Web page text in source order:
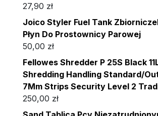
27,90 zł
Joico Styler Fuel Tank
Płyn Do Prostownicy Parowej
50,00 zł
Fellowes Shredder P 25S Black
Shredding Handling Standard/
7Mm Strips Security Level 2
250,00 zł